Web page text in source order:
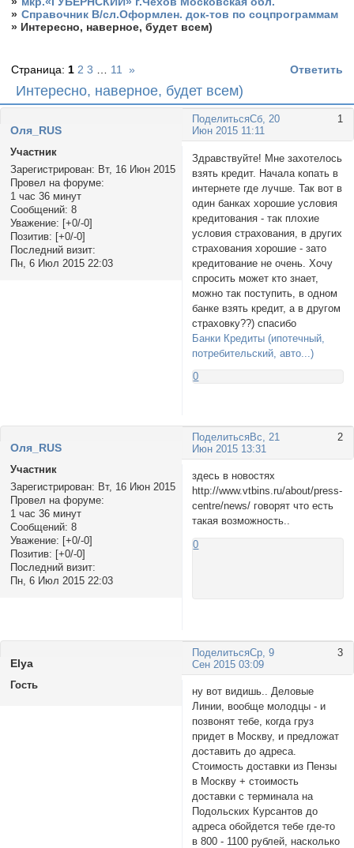
» Справочник В/сл.Оформлен. док-тов по соцпрограммам
» Интересно, наверное, будет всем)
Интересно, наверное, будет всем)
Страница: 1 2 3 11 » Ответить
Поделиться 1
Сб, 20
Июн 2015 11:11
Оля_RUS
Участник
Зарегистрирован: Вт, 16 Июн 2015
Провел на форуме:
1 час 36 минут
Сообщений: 8
Уважение: [+0/-0]
Позитив: [+0/-0]
Последний визит:
Пн, 6 Июл 2015 22:03
Здравствуйте! Мне захотелось
взять кредит. Начала копать в
интернете где лучше. Так вот в
один банках хорошие условия
кредитования - так плохие
условия страхования, в других
страхования хорошие - зато
кредитование не очень. Хочу
спросить может кто знает,
можно так поступить, в одном
банке взять кредит, а в другом
страховку??) спасибо
Банки Кредиты (ипотечный,
потребительский, авто...)
0
Поделиться 2
Вс, 21
Июн 2015 13:31
Оля_RUS
Участник
Зарегистрирован: Вт, 16 Июн 2015
Провел на форуме:
1 час 36 минут
Сообщений: 8
Уважение: [+0/-0]
Позитив: [+0/-0]
Последний визит:
Пн, 6 Июл 2015 22:03
здесь в новостях
http://www.vtbins.ru/about/press-
centre/news/ говорят что есть
такая возможность..
0
Поделиться 3
Ср, 9
Сен 2015 03:09
Elyа
Гость
ну вот видишь.. Деловые
Линии, вообще молодцы - и
позвонят тебе, когда груз
придет в Москву, и предложат
доставить до адреса.
Стоимость доставки из Пензы
в Москву + стоимость
доставки с терминала на
Подольских Курсантов до
адреса обойдется тебе где-то
в 800 - 1100 рублей, насколько